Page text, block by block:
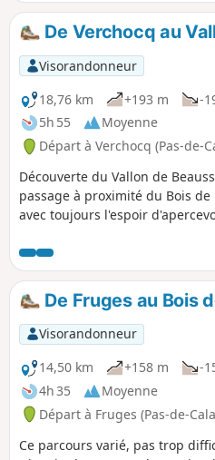
De Verchocq au
Visorandonneur
18,76 km
+193 m
-
5h 55
Moyenne
Départ à Verchocq (Pas-de-
Découverte du Vallon de
passage à proximité du Bois de
avec toujours l'espoir
quelques faisans vénérés ce 16
mais ils se laissent
caresser. Un régal pour les
armés ! Pratiquement pas de
ce circuit.
De Fruges au Bois
Visorandonneur
14,50 km
+158 m
-
4h 35
Moyenne
Départ à Fruges (Pas-de-
Ce parcours varié, pas trop